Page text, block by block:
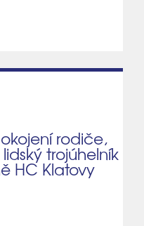
rodiče,
trojúhelník
HC Klatovy